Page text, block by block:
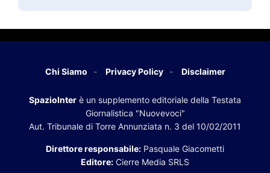
Chi Siamo Privacy Policy Disclaimer
SpazioInter è un supplemento editoriale della Testata
Giornalistica "Nuovevoci"
Aut. Tribunale di Torre Annunziata n. 3 del 10/02/2011
Direttore responsabile: Pasquale Giacometti
Editore: Cierre Media SRLS